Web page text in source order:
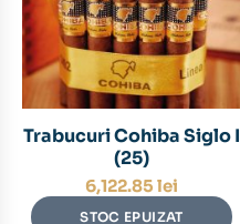
Trabucuri Cohiba Siglo I
(25)
6,122.85 lei
STOC EPUIZAT